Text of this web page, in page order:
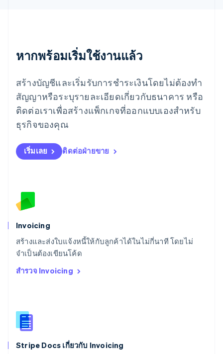
หากพร้อมเริ่มใช้งานแล้ว
สร้างบัญชีและเริ่มรับการชำระเงินโดยไม่ต้องทำ
สัญญาหรือระบุรายละเอียดเกี่ยวกับธนาคาร หรือ
ติดต่อเราเพื่อสร้างแพ็กเกจที่ออกแบบเองสำหรับ
ธุรกิจของคุณ
เริ่มเลย ติดต่อฝ่ายขาย
Invoicing
สร้างและส่งใบแจ้งหนี้ให้กับลูกค้าได้ในไม่กี่นาที โดยไม่
จำเป็นต้องเขียนโค้ด
สำรวจ Invoicing
Stripe Docs เกี่ยวกับ Invoicing
English
ลักเซมเบิร์ก
ลัตเวีย
English
ลิกเตนสไตน์
DeutschEnglish
ลิทัวเนีย
สเปน
EspañolEnglish
สโลวาเกีย
English
สวิตเซอร์แลนด์
สวีเดน
Svenska
สหรัฐอเมริกา
EnglishEspañol简体中文
English
English
สิงคโปร์
ออสเตรเลีย